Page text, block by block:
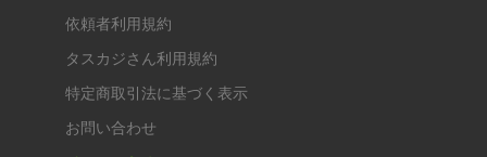
依頼者利用規約
タスカジさん利用規約
特定商取引法に基づく表示
お問い合わせ